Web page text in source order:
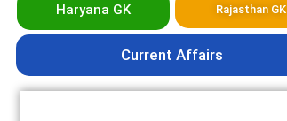
Haryana GK Rajasthan GK
Current Affairs